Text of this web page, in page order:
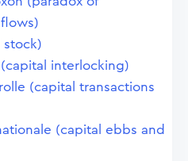
stock)
interlocking)
(capital transactions
(capital ebbs and